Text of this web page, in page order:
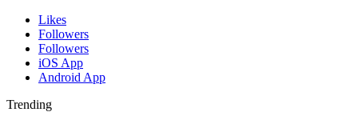
Likes
Followers
Followers
iOS App
Android App
Trending